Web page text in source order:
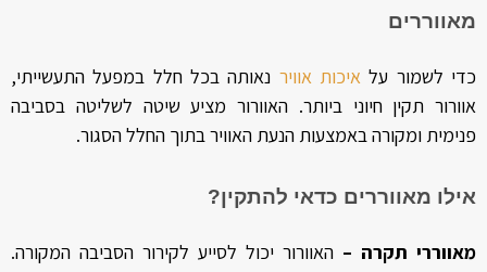
מאווררים
כדי לשמור על איכות אוויר נאותה בכל חלל במפעל התעשייתי,
אוורור תקין חיוני ביותר. האוורור מציע שיטה לשליטה בסביבה
פנימית ומקורה באמצעות הנעת האוויר בתוך החלל הסגור.
אילו מאווררים כדאי להתקין?
מאווררי תקרה – האוורור יכול לסייע לקירור הסביבה המקורה.